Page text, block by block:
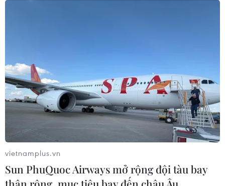
Sẽ thí điểm giám sát trực tiếp thi bằng lái
xe qua camera
09/07/2019 03:29
Ngoài việc tăng số câu hỏi thi lý thuyết, Tổng cục Đường
bộ cũng sẽ thí điểm giám sát trực tiếp thi bằng lái xe
qua hệ thống camera nhằm đảm bảo đầu ra cho người
thi.
vietnamplus.vn
Sun PhuQuoc Airways mở rộng đội tàu bay